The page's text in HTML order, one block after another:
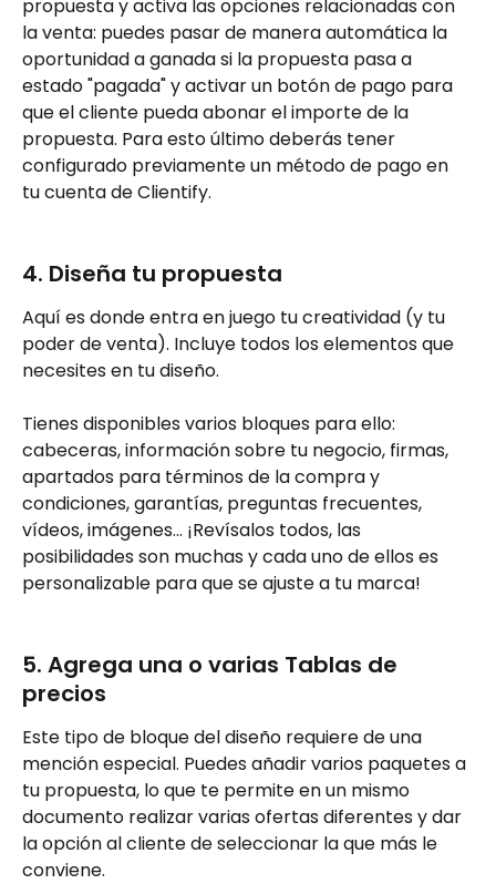
propuesta y activa las opciones relacionadas con
la venta: puedes pasar de manera automática la
oportunidad a ganada si la propuesta pasa a
estado "pagada" y activar un botón de pago para
que el cliente pueda abonar el importe de la
propuesta. Para esto último deberás tener
configurado previamente un método de pago en
tu cuenta de Clientify.
4. Diseña tu propuesta
Aquí es donde entra en juego tu creatividad (y tu
poder de venta). Incluye todos los elementos que
necesites en tu diseño.
Tienes disponibles varios bloques para ello:
cabeceras, información sobre tu negocio, firmas,
apartados para términos de la compra y
condiciones, garantías, preguntas frecuentes,
vídeos, imágenes... ¡Revísalos todos, las
posibilidades son muchas y cada uno de ellos es
personalizable para que se ajuste a tu marca!
5. Agrega una o varias Tablas de
precios
Este tipo de bloque del diseño requiere de una
mención especial. Puedes añadir varios paquetes a
tu propuesta, lo que te permite en un mismo
documento realizar varias ofertas diferentes y dar
la opción al cliente de seleccionar la que más le
conviene.